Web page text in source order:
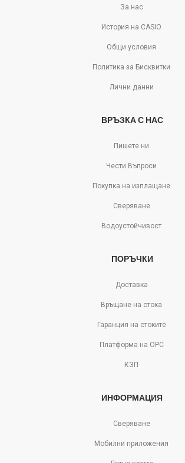
За нас
История на CASIO
Общи условия
Политика за Бисквитки
Лични данни
ВРЪЗКА С НАС
Пишете ни
Чести Въпроси
Покупка на изплащане
Сверяване
Водоустойчивост
ПОРЪЧКИ
Доставка
Връщане на стока
Гаранция на стоките
Платформа на ОРС
КЗП
ИНФОРМАЦИЯ
Сверяване
Мобилни приложения